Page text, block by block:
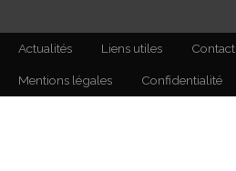
Actualités Liens utiles Contact
Mentions légales Confidentialité